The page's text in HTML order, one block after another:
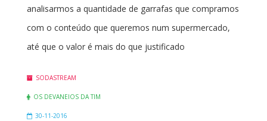
analisarmos a quantidade de garrafas que compramos
com o conteúdo que queremos num supermercado,
até que o valor é mais do que justificado
SODASTREAM
OS DEVANEIOS DA TIM
30-11-2016